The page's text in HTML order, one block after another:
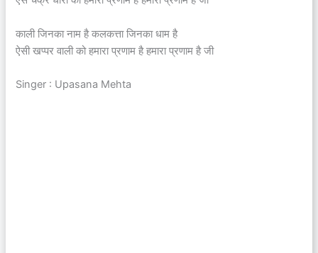
काली जिनका नाम है कलकत्ता जिनका धाम है
ऐसी खप्पर वाली को हमारा प्रणाम है हमारा प्रणाम है जी
Singer : Upasana Mehta